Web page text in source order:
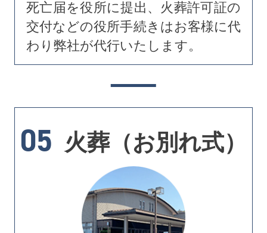
死亡届を役所に提出、火葬許可証の
交付などの役所手続きはお客様に代
わり弊社が代行いたします。
05 火葬（お別れ式）